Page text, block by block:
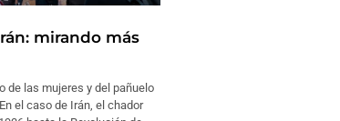
mirando más
de las mujeres y del pañuelo
el caso de Irán, el chador